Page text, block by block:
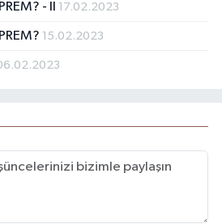
- II 17.02.2023
15.02.2023